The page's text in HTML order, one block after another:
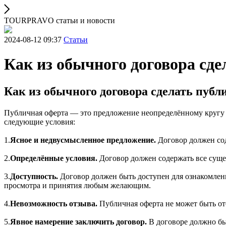
TOURPRAVO статьи и новости
2024-08-12 09:37 Статьи
Как из обычного договора
Как из обычного договора сделать
Публичная оферта — это предложение неопределённому
следующие условия:
1.Ясное и недвусмысленное предложение. Договор должен
2.Определённые условия. Договор должен содержать все
3.Доступность. Договор должен быть доступен для
просмотра и принятия любым желающим.
4.Невозможность отзыва. Публичная оферта не может быть
5.Явное намерение заключить договор. В договоре должно